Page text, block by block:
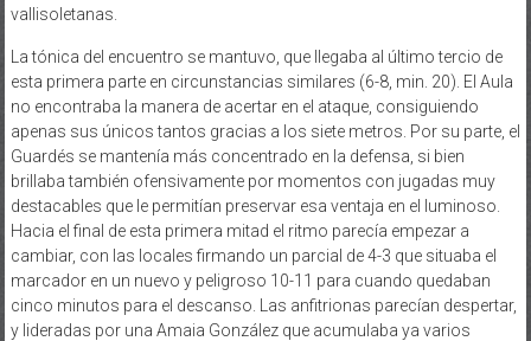
vallisoletanas.
La tónica del encuentro se mantuvo, que llegaba al último tercio de
esta primera parte en circunstancias similares (6-8, min. 20). El Aula
no encontraba la manera de acertar en el ataque, consiguiendo
apenas sus únicos tantos gracias a los siete metros. Por su parte, el
Guardés se mantenía más concentrado en la defensa, si bien
brillaba también ofensivamente por momentos con jugadas muy
destacables que le permitían preservar esa ventaja en el luminoso.
Hacia el final de esta primera mitad el ritmo parecía empezar a
cambiar, con las locales firmando un parcial de 4-3 que situaba el
marcador en un nuevo y peligroso 10-11 para cuando quedaban
cinco minutos para el descanso. Las anfitrionas parecían despertar,
y lideradas por una Amaia González que acumulaba ya varios